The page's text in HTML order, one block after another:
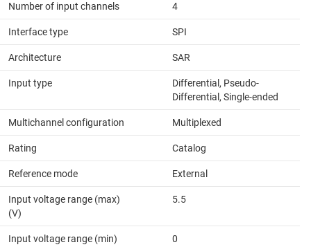
Number of input channels 4
Interface type SPI
Architecture SAR
Input type
Differential, Pseudo-
Differential, Single-ended
Multichannel configuration Multiplexed
Rating Catalog
Reference mode External
Input voltage range (max)
(V)
5.5
Input voltage range (min)
0